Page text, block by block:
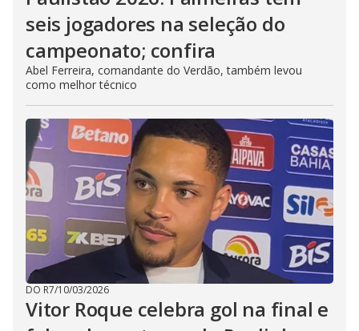
seis jogadores na seleção do
campeonato; confira
Abel Ferreira, comandante do Verdão, também levou
como melhor técnico
DO R7/10/03/2026
Vitor Roque celebra gol na final e